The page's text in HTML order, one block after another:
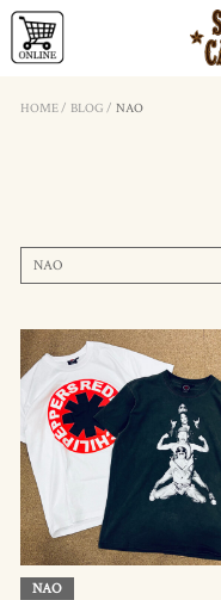
HOME/ BLOG / NAO
NAO
NAO